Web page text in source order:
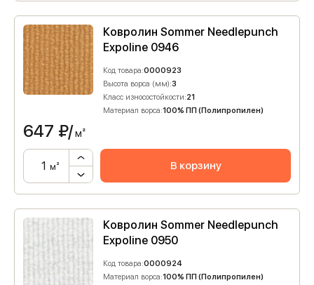
Ковролин Sommer Needlepunch
Expoline 0946
Код товара:0000923
Высота ворса (мм):3
Класс износостойкости:21
Материал ворса:100% ПП (Полипропилен)
647 ₽/м²
м² В корзину
Ковролин Sommer Needlepunch
Expoline 0950
Код товара:0000924
Материал ворса:100% ПП (Полипропилен)